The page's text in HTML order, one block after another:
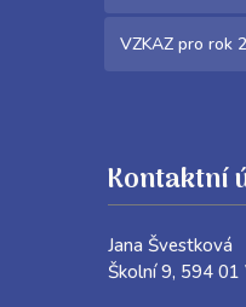
VZKAZ pro rok
Kontaktní
Jana Švestková
Školní 9, 594